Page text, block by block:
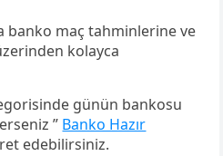
banko maç tahminlerine ve
kolayca
günün bankosu
” Banko Hazır
edebilirsiniz.